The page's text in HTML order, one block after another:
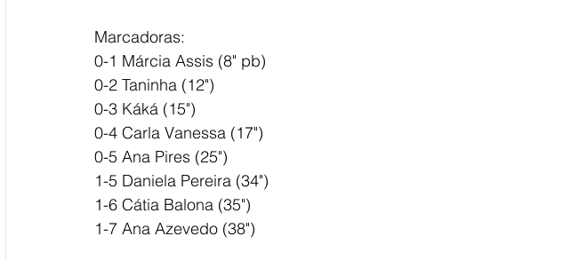
Marcadoras:
0-1 Márcia Assis (8" pb)
0-2 Taninha (12")
0-3 Káká (15")
0-4 Carla Vanessa (17")
0-5 Ana Pires (25")
1-5 Daniela Pereira (34")
1-6 Cátia Balona (35")
1-7 Ana Azevedo (38")